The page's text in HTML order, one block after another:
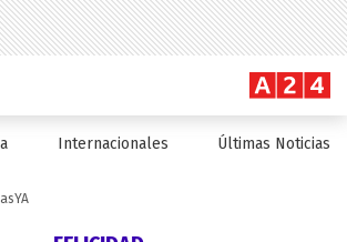
Internacionales Últimas Noticias